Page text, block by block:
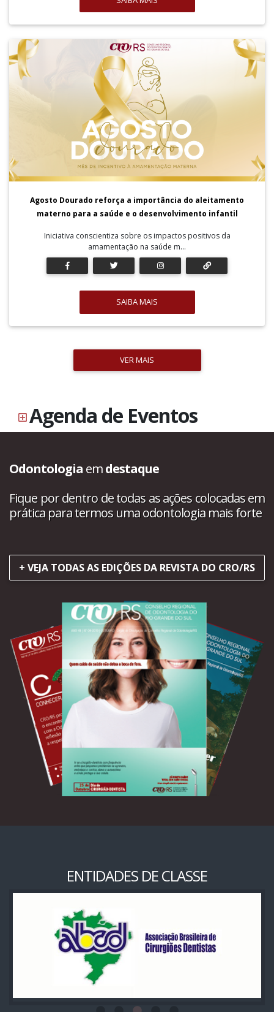
Agosto Dourado reforça a importância do aleitamento
materno para a saúde e o desenvolvimento infantil
Iniciativa conscientiza sobre os impactos positivos da
amamentação na saúde m...
SAIBA MAIS
VER MAIS
Agenda de Eventos
Odontologia emdestaque
Fique por dentro de todas as ações colocadas em
prática para termos uma odontologia mais forte
+ VEJA TODAS AS EDIÇÕES DA REVISTA DO CRO/RS
ENTIDADES DE CLASSE